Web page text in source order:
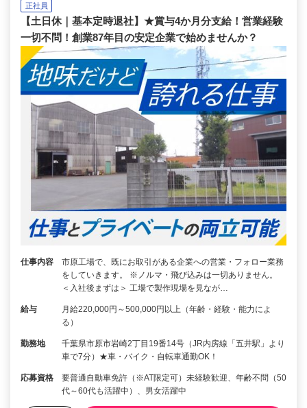
正社員
【土日休｜基本定時退社】★賞与4か月分支給！営業経験
一切不問！創業87年目の安定企業で始めませんか？
仕事内容
市原工場で、既にお取引がある企業への営業・フォロー業務
をしていきます。 ※ノルマ・飛び込みは一切ありません。
＜入社後まずは＞ 工場で製作現場を見なが…
給与
月給220,000円～500,000円以上（年齢・経験・能力によ
る）
勤務地
千葉県市原市岩崎2丁目19番14号（JR内房線「五井駅」より
車で7分）★車・バイク・自転車通勤OK！
応募資格
要普通自動車免許（※AT限定可）未経験歓迎、年齢不問（50
代～60代も活躍中）、男女活躍中